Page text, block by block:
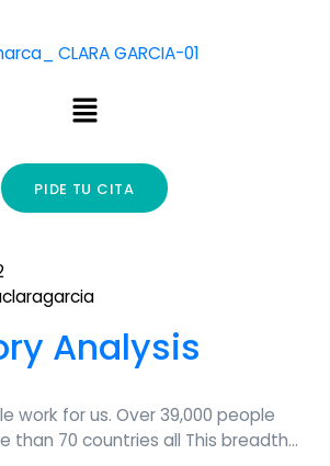
PIDE TU CITA
Analysis
work for us. Over 39,000 people
than 70 countries all This breadth…